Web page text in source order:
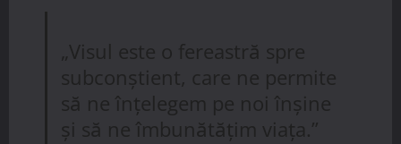
„Visul este o fereastră spre
subconștient, care ne permite
să ne înțelegem pe noi înșine
și să ne îmbunătățim viața.”